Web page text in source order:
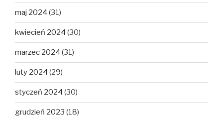
maj 2024 (31)
kwiecień 2024 (30)
marzec 2024 (31)
luty 2024 (29)
styczeń 2024 (30)
grudzień 2023 (18)